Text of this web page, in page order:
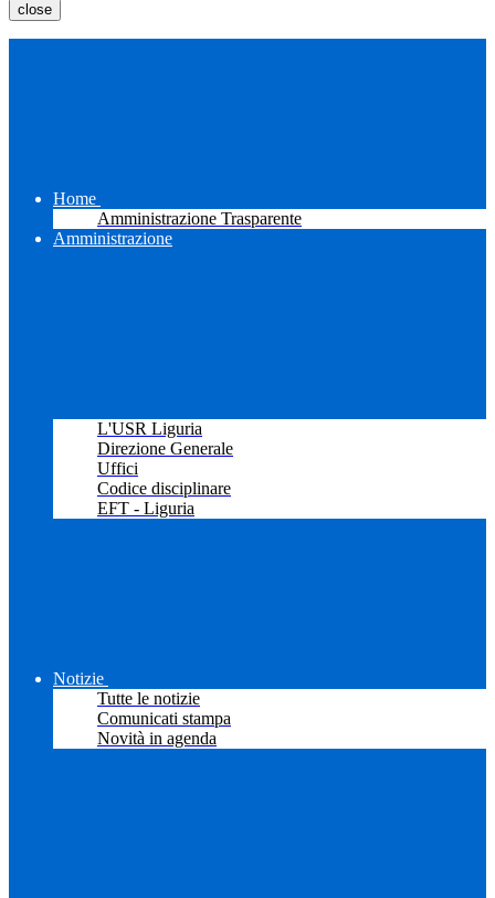
close
Home
Amministrazione Trasparente
Amministrazione
L'USR Liguria
Direzione Generale
Uffici
Codice disciplinare
EFT - Liguria
Notizie
Tutte le notizie
Comunicati stampa
Novità in agenda